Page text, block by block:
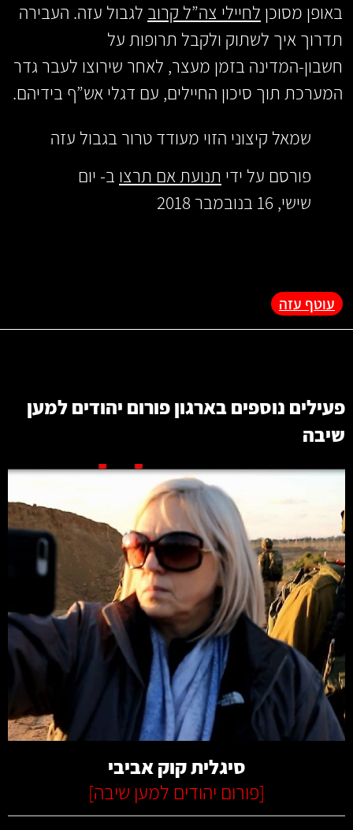
באופן מסוכן לחיילי צה”ל קרוב לגבול עזה. העבירה
תדרוך איך לשתוק ולקבל תרופות על
חשבון-המדינה בזמן מעצר, לאחר שירוצו לעבר גדר
המערכת תוך סיכון החיילים, עם דגלי אש”ף בידיהם.
שמאל קיצוני הזוי מעודד טרור בגבול עזה
פורסם על ידי ‏ תנועת אם תרצו ‏ ב- יום
שישי, 16 בנובמבר 2018
עוטף עזה
פעילים נוספים בארגוןפורום יהודים למען
שיבה
קרא עוד
סיגלית קוק אביבי
[פורום יהודים למען שיבה]